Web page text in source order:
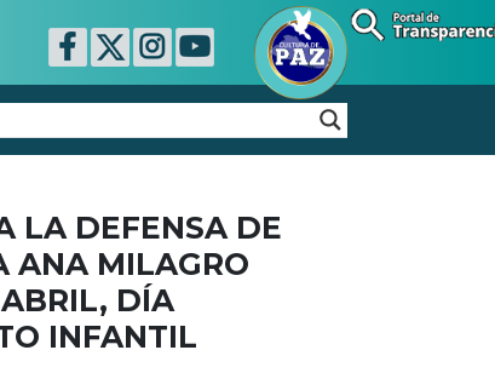
LA DEFENSA DE
ANA MILAGRO
DÍA
INFANTIL